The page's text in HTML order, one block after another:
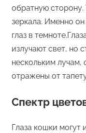
обратную
зеркала. Именно
глаз в
излучают свет, но
нескольким лучам,
отражены от
Спектр
Глаза кошки могут